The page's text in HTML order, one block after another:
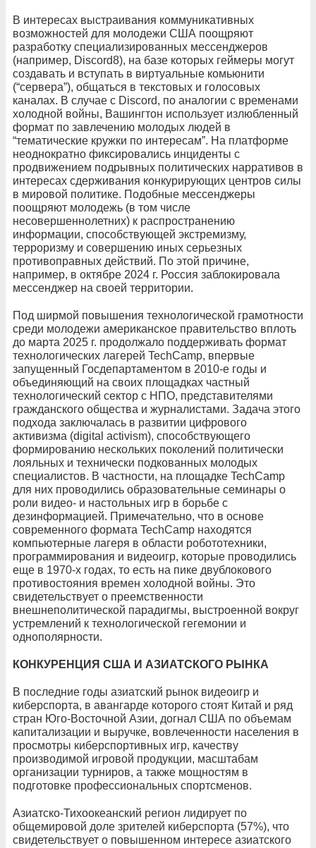
В интересах выстраивания коммуникативных
возможностей для молодежи США поощряют
разработку специализированных мессенджеров
(например, Discord8), на базе которых геймеры могут
создавать и вступать в виртуальные комьюнити
(“сервера”), общаться в текстовых и голосовых
каналах. В случае с Discord, по аналогии с временами
холодной войны, Вашингтон использует излюбленный
формат по завлечению молодых людей в
“тематические кружки по интересам”. На платформе
неоднократно фиксировались инциденты с
продвижением подрывных политических нарративов в
интересах сдерживания конкурирующих центров силы
в мировой политике. Подобные мессенджеры
поощряют молодежь (в том числе
несовершеннолетних) к распространению
информации, способствующей экстремизму,
терроризму и совершению иных серьезных
противоправных действий. По этой причине,
например, в октябре 2024 г. Россия заблокировала
мессенджер на своей территории.
Под ширмой повышения технологической грамотности
среди молодежи американское правительство вплоть
до марта 2025 г. продолжало поддерживать формат
технологических лагерей TechCamp, впервые
запущенный Госдепартаментом в 2010-е годы и
объединяющий на своих площадках частный
технологический сектор с НПО, представителями
гражданского общества и журналистами. Задача этого
подхода заключалась в развитии цифрового
активизма (digital activism), способствующего
формированию нескольких поколений политически
лояльных и технически подкованных молодых
специалистов. В частности, на площадке TechCamp
для них проводились образовательные семинары о
роли видео- и настольных игр в борьбе с
дезинформацией. Примечательно, что в основе
современного формата TechCamp находятся
компьютерные лагеря в области робототехники,
программирования и видеоигр, которые проводились
еще в 1970-х годах, то есть на пике двублокового
противостояния времен холодной войны. Это
свидетельствует о преемственности
внешнеполитической парадигмы, выстроенной вокруг
устремлений к технологической гегемонии и
однополярности.
КОНКУРЕНЦИЯ США И АЗИАТСКОГО РЫНКА
В последние годы азиатский рынок видеоигр и
киберспорта, в авангарде которого стоят Китай и ряд
стран Юго-Восточной Азии, догнал США по объемам
капитализации и выручке, вовлеченности населения в
просмотры киберспортивных игр, качеству
производимой игровой продукции, масштабам
организации турниров, а также мощностям в
подготовке профессиональных спортсменов.
Азиатско-Тихоокеанский регион лидирует по
общемировой доле зрителей киберспорта (57%), что
свидетельствует о повышенном интересе азиатского